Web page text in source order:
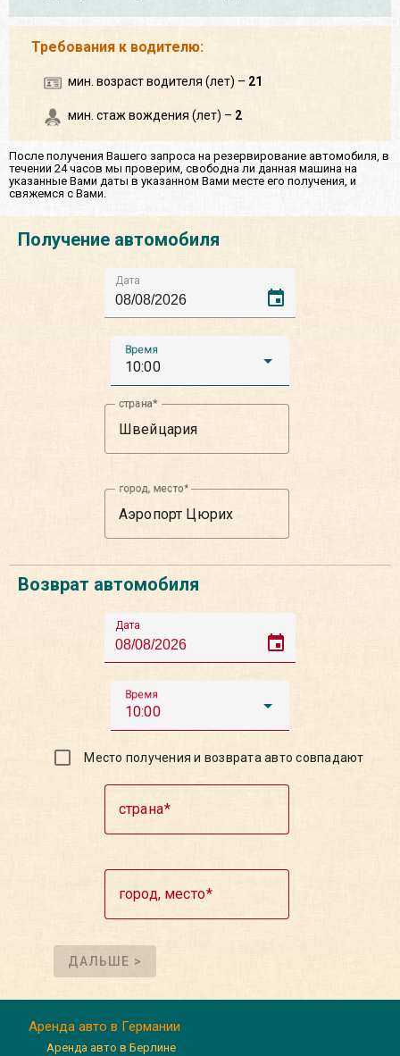
Требования к водителю:
мин. возраст водителя (лет) – 21
мин. стаж вождения (лет) – 2
После получения Вашего запроса на резервирование автомобиля, в
течении 24 часов мы проверим, свободна ли данная машина на
указанные Вами даты в указанном Вами месте его получения, и
свяжемся с Вами.
Получение автомобиля
Дата
event
Время
10:00
страна
город, место
Возврат автомобиля
Дата
event
Время
10:00
Место получения и возврата авто совпадают
страна
город, место
ДАЛЬШЕ >
Аренда авто в Германии
Аренда авто в Берлине